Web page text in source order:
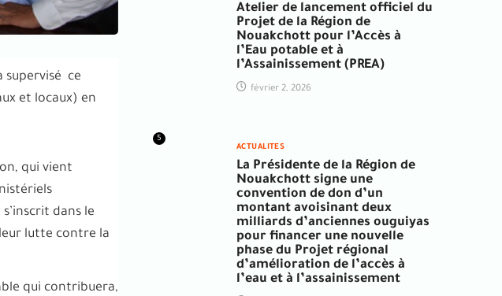
supervisé ce
et locaux) en
qui vient
dans le
lutte contre la
qui contribuera,
Atelier de lancement officiel du
Projet de la Région de
Nouakchott pour l’Accès à
l’Eau potable et à
l’Assainissement (PREA)
février 2, 2026
5
ACTUALITES
La Présidente de la Région de
Nouakchott signe une
convention de don d’un
montant avoisinant deux
milliards d’anciennes ouguiyas
pour financer une nouvelle
phase du Projet régional
d’amélioration de l’accès à
l’eau et à l’assainissement